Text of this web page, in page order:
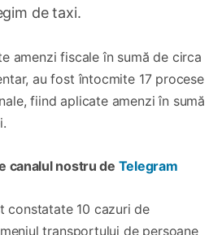
de taxi.
amenzi fiscale în sumă de circa
au fost întocmite 17 procese
fiind aplicate amenzi în sumă
canalul nostru de Telegram
constatate 10 cazuri de
transportului de persoane